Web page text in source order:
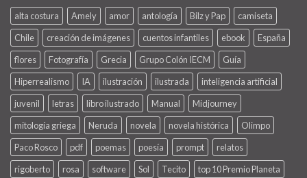
alta costura Amely amor antología Bilz y Pap
camiseta
Chile
creación de imágenes cuentos infantiles ebook
España
flores
Fotografía Grecia Grupo Colón IECM
Guía
Hiperrealismo
IA ilustración ilustrada
inteligencia artificial
juvenil
letras libro ilustrado Manual
Midjourney
mitología griega
Neruda novela novela histórica
Olimpo
Paco Rosco
pdf poemas poesía prompt
relatos
rigoberto
rosa software Sol Tecito
top 10 Premio Planeta